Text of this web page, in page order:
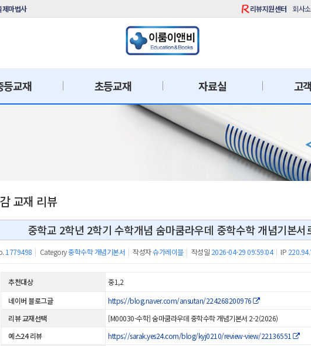
마법사 리뷰지원센터 회사
등교재 초등교재 자료실 고
교재 리뷰
중학교 2학년 2학기 수학개념 숨마쿰라우데 중학수학 개념기본
1779498 | Category중학수학 개념기본서 | 작성자슈가레이블 | 작성일 2026-04-29 09:59:04 | IP
추천대상
중1,2
네이버 블로그글
https://blog.naver.com/ansutan/224268200976
리뷰 교재선택
[M00030-수학] 숨마쿰라우데 중학수학 개념기본서 2-2(2026)
예스24 리뷰
https://sarak.yes24.com/blog/kyj0210/review-view/22136551